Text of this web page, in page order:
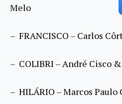
Melo
– FRANCISCO – Carlos
– COLIBRI – André Cisco
– HILÁRIO – Marcos Paulo